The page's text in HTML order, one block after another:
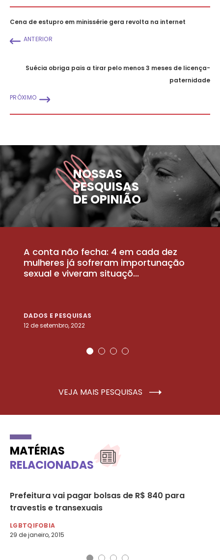
Cena de estupro em minissérie gera revolta na internet
ANTERIOR
Suécia obriga pais a tirar pelo menos 3 meses de licença-
paternidade
PRÓXIMO
NOSSAS
PESQUISAS
DE OPINIÃO
A conta não fecha: 4 em cada dez
mulheres já sofreram importunação
sexual e viveram situaçõ...
DADOS E PESQUISAS
12 de setembro, 2022
VEJA MAIS PESQUISAS
MATÉRIAS
RELACIONADAS
Prefeitura vai pagar bolsas de R$ 840 para
travestis e transexuais
LGBTQIFOBIA
29 de janeiro, 2015